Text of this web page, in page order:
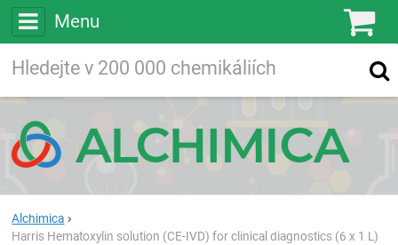
Menu
Vyhledávání
Alchimica
Harris Hematoxylin solution (CE-IVD) for clinical diagnostics (6 x 1 L)